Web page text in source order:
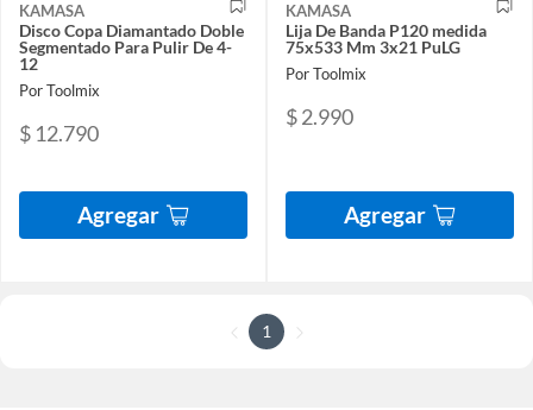
KAMASA
Disco Copa Diamantado Doble
Segmentado Para Pulir De 4-
12
Por Toolmix
$ 12.790
Agregar
KAMASA
Lija De Banda P120 medida
75x533 Mm 3x21 PuLG
Por Toolmix
$ 2.990
Agregar
1